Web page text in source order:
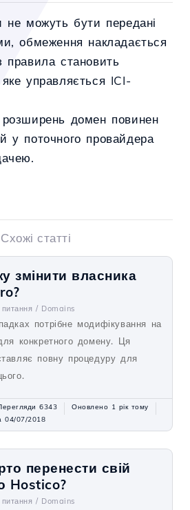
не можуть бути передані
обмеження накладається
правила становить
управляється ICI-
домен повинен
у поточного провайдера
Схожі статті
змінити власника
питання / Domains
потрібне модифікування на
конкретного домену. Ця
повну процедуру для
6343
Оновлено 1 рік тому
04/07/2018
перенести свій
Hostico?
питання / Domains